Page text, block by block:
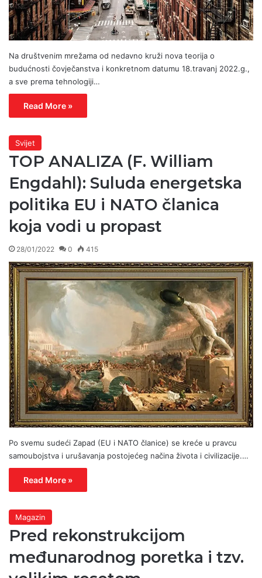
Na društvenim mrežama od nedavno kruži nova teorija o
budućnosti čovječanstva i konkretnom datumu 18.travanj 2022.g.,
a sve prema tehnologiji…
Read More »
Svijet
TOP ANALIZA (F. William
Engdahl): Suluda energetska
politika EU i NATO članica
koja vodi u propast
28/01/2022 0 415
Po svemu sudeći Zapad (EU i NATO članice) se kreće u pravcu
samoubojstva i urušavanja postojećeg načina života i civilizacije.…
Read More »
Magazin
Pred rekonstrukcijom
međunarodnog poretka i tzv.